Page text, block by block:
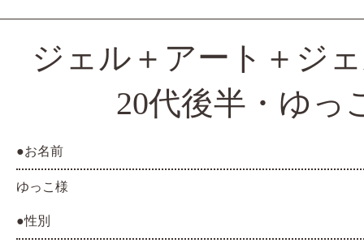
ジェル＋アート＋ジ
20代後半・ゆっ
●お名前
ゆっこ様
●性別